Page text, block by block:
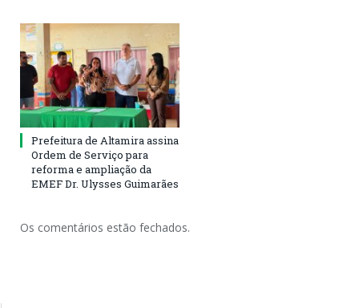
Prefeitura de Altamira assina
Ordem de Serviço para
reforma e ampliação da
EMEF Dr. Ulysses Guimarães
Os comentários estão fechados.